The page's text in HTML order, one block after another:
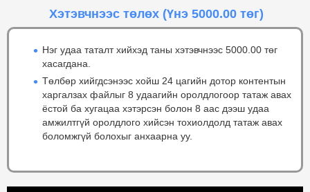
Хэтэвчнээс төлөх (Үнэ 5000.00 төг)
Нэг удаа таталт хийхэд таны хэтэвчнээс 5000.00 төг
хасагдана.
Төлбөр хийгдсэнээс хойш 24 цагийн дотор контентын
харгалзах файлыг 8 удаагийн оролдлогоор татаж авах
ёстой ба хугацаа хэтэрсэн болон 8 аас дээш удаа
амжилтгүй оролдлого хийсэн тохиолдолд татаж авах
боломжгүй болохыг анхаарна уу.